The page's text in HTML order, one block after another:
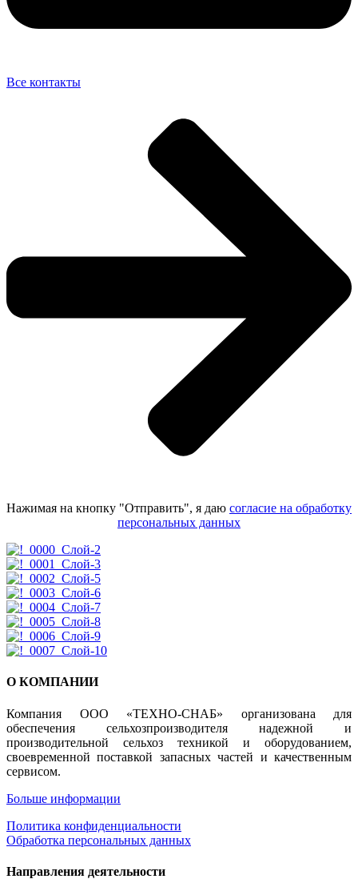
Все контакты
Нажимая на кнопку "Отправить", я даю согласие на обработку
персональных данных
О КОМПАНИИ
Компания ООО «ТЕХНО-СНАБ» организована для
обеспечения сельхозпроизводителя надежной и
производительной сельхоз техникой и оборудованием,
своевременной поставкой запасных частей и качественным
сервисом.
Больше информации
Политика конфиденциальности
Обработка персональных данных
Направления деятельности